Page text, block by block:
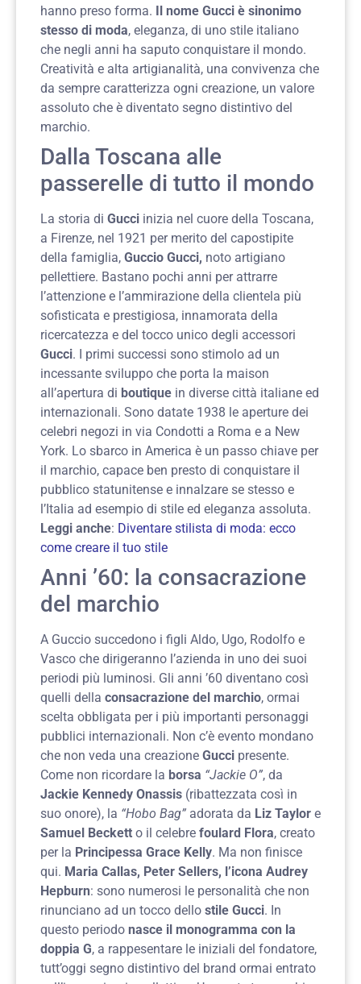
hanno preso forma. Il nome Gucci è sinonimo
stesso di moda, eleganza, di uno stile italiano
che negli anni ha saputo conquistare il mondo.
Creatività e alta artigianalità, una convivenza che
da sempre caratterizza ogni creazione, un valore
assoluto che è diventato segno distintivo del
marchio.
Dalla Toscana alle
passerelle di tutto il mondo
La storia di Gucci inizia nel cuore della Toscana,
a Firenze, nel 1921 per merito del capostipite
della famiglia, Guccio Gucci, noto artigiano
pellettiere. Bastano pochi anni per attrarre
l’attenzione e l’ammirazione della clientela più
sofisticata e prestigiosa, innamorata della
ricercatezza e del tocco unico degli accessori
Gucci. I primi successi sono stimolo ad un
incessante sviluppo che porta la maison
all’apertura di boutique in diverse città italiane ed
internazionali. Sono datate 1938 le aperture dei
celebri negozi in via Condotti a Roma e a New
York. Lo sbarco in America è un passo chiave per
il marchio, capace ben presto di conquistare il
pubblico statunitense e innalzare se stesso e
l’Italia ad esempio di stile ed eleganza assoluta.
Leggi anche: Diventare stilista di moda: ecco
come creare il tuo stile
Anni ’60: la consacrazione
del marchio
A Guccio succedono i figli Aldo, Ugo, Rodolfo e
Vasco che dirigeranno l’azienda in uno dei suoi
periodi più luminosi. Gli anni ’60 diventano così
quelli della consacrazione del marchio, ormai
scelta obbligata per i più importanti personaggi
pubblici internazionali. Non c’è evento mondano
che non veda una creazione Gucci presente.
Come non ricordare la borsa “Jackie O”, da
Jackie Kennedy Onassis (ribattezzata così in
suo onore), la “Hobo Bag” adorata da Liz Taylor e
Samuel Beckett o il celebre foulard Flora, creato
per la Principessa Grace Kelly. Ma non finisce
qui. Maria Callas, Peter Sellers, l’icona Audrey
Hepburn: sono numerosi le personalità che non
rinunciano ad un tocco dello stile Gucci. In
questo periodo nasce il monogramma con la
doppia G, a rappesentare le iniziali del fondatore,
tutt’oggi segno distintivo del brand ormai entrato